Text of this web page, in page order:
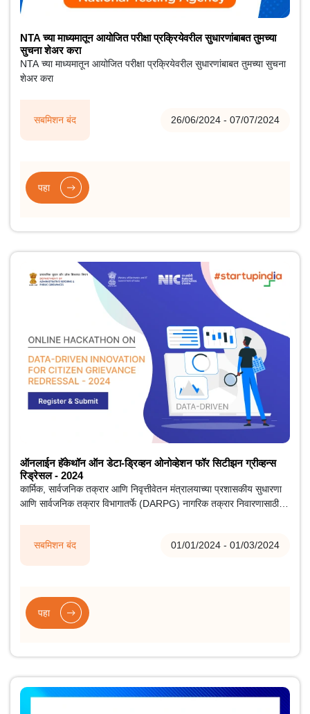
सबमिशन बंद 26/06/2024 - 07/07/2024
NTA च्या माध्यमातून आयोजित परीक्षा प्रक्रियेवरील सुधारणांबाबत तुमच्या
सुचना शेअर करा
NTA च्या माध्यमातून आयोजित परीक्षा प्रक्रियेवरील सुधारणांबाबत तुमच्या सुचना
शेअर करा
पहा
सबमिशन बंद 01/01/2024 - 01/03/2024
ऑनलाईन हॅकेथॉन ऑन डेटा-ड्रिव्हन ओनोव्हेशन फॉर सिटीझन ग्रीव्हन्स
रिड्रेसल - 2024
कार्मिक, सार्वजनिक तक्रार आणि निवृत्तीवेतन मंत्रालयाच्या प्रशासकीय सुधारणा
आणि सार्वजनिक तक्रार विभागातर्फे (DARPG) नागरिक तक्रार निवारणासाठी
पहा